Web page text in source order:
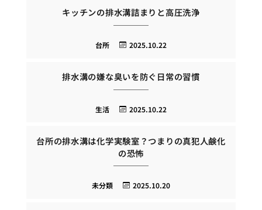
キッチンの排水溝詰まりと高圧洗浄
2025.10.22
台所
排水溝の嫌な臭いを防ぐ日常の習慣
2025.10.22
生活
台所の排水溝は化学実験室？つまりの真犯人鹸化
の恐怖
2025.10.20
未分類